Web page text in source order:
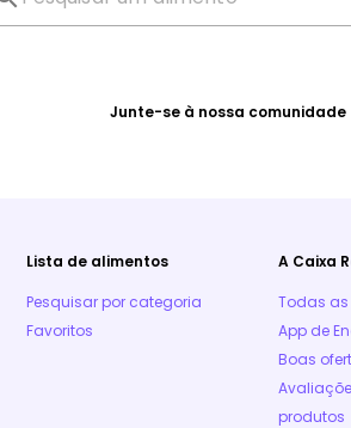
Junte-se à nossa comunidade
Lista de alimentos
Pesquisar por categoria
Favoritos
A Caixa
Todas
App de
Boas
produtos